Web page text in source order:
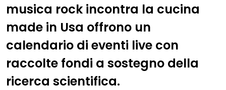
musica rock incontra la cucina
made in Usa offrono un
calendario di eventi live con
raccolte fondi a sostegno della
ricerca scientifica.